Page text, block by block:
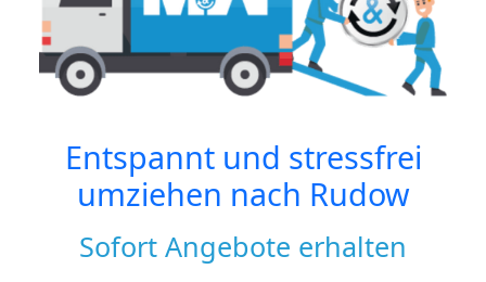
Entspannt und stressfrei
umziehen nach Rudow
Sofort Angebote erhalten